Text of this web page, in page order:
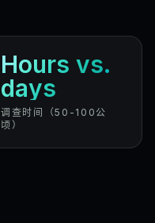
Hours vs.
days
调查时间（50-100公
顷）